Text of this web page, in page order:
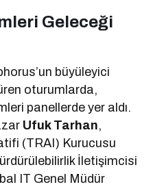
Geleceği
büyüleyici
oturumlarda,
panellerde yer aldı.
Ufuk Tarhan,
(TRAI) Kurucusu
İletişimcisi
IT Genel Müdür